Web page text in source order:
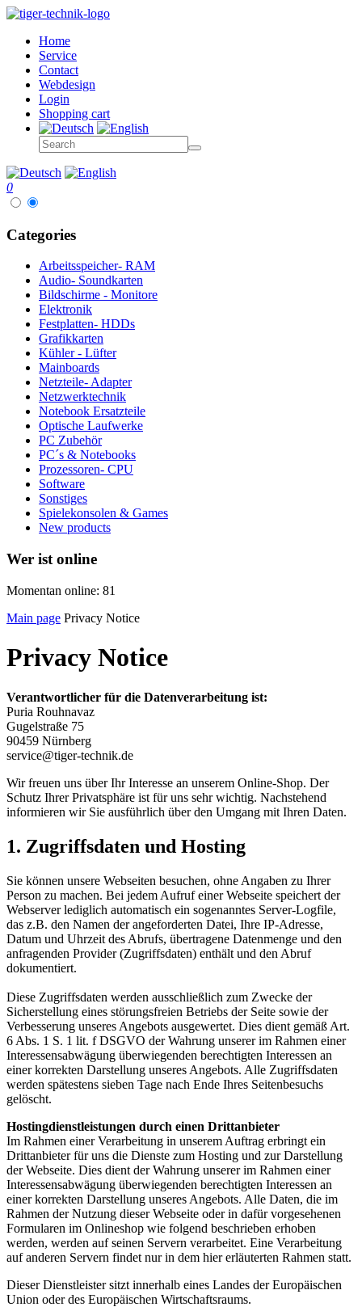
Home
Service
Contact
Webdesign
Login
Shopping cart
0
Categories
Arbeitsspeicher- RAM
Audio- Soundkarten
Bildschirme - Monitore
Elektronik
Festplatten- HDDs
Grafikkarten
Kühler - Lüfter
Mainboards
Netzteile- Adapter
Netzwerktechnik
Notebook Ersatzteile
Optische Laufwerke
PC Zubehör
PC´s & Notebooks
Prozessoren- CPU
Software
Sonstiges
Spielekonsolen & Games
New products
Wer ist online
Momentan online: 81
Main page Privacy Notice
Privacy Notice
Verantwortlicher für die Datenverarbeitung ist:
Puria Rouhnavaz
Gugelstraße 75
90459 Nürnberg
service@tiger-technik.de
Wir freuen uns über Ihr Interesse an unserem Online-Shop. Der
Schutz Ihrer Privatsphäre ist für uns sehr wichtig. Nachstehend
informieren wir Sie ausführlich über den Umgang mit Ihren Daten.
1. Zugriffsdaten und Hosting
Sie können unsere Webseiten besuchen, ohne Angaben zu Ihrer
Person zu machen. Bei jedem Aufruf einer Webseite speichert der
Webserver lediglich automatisch ein sogenanntes Server-Logfile,
das z.B. den Namen der angeforderten Datei, Ihre IP-Adresse,
Datum und Uhrzeit des Abrufs, übertragene Datenmenge und den
anfragenden Provider (Zugriffsdaten) enthält und den Abruf
dokumentiert.
Diese Zugriffsdaten werden ausschließlich zum Zwecke der
Sicherstellung eines störungsfreien Betriebs der Seite sowie der
Verbesserung unseres Angebots ausgewertet. Dies dient gemäß Art.
6 Abs. 1 S. 1 lit. f DSGVO der Wahrung unserer im Rahmen einer
Interessensabwägung überwiegenden berechtigten Interessen an
einer korrekten Darstellung unseres Angebots. Alle Zugriffsdaten
werden spätestens sieben Tage nach Ende Ihres Seitenbesuchs
gelöscht.
Hostingdienstleistungen durch einen Drittanbieter
Im Rahmen einer Verarbeitung in unserem Auftrag erbringt ein
Drittanbieter für uns die Dienste zum Hosting und zur Darstellung
der Webseite. Dies dient der Wahrung unserer im Rahmen einer
Interessensabwägung überwiegenden berechtigten Interessen an
einer korrekten Darstellung unseres Angebots. Alle Daten, die im
Rahmen der Nutzung dieser Webseite oder in dafür vorgesehenen
Formularen im Onlineshop wie folgend beschrieben erhoben
werden, werden auf seinen Servern verarbeitet. Eine Verarbeitung
auf anderen Servern findet nur in dem hier erläuterten Rahmen statt.
Dieser Dienstleister sitzt innerhalb eines Landes der Europäischen
Union oder des Europäischen Wirtschaftsraums.